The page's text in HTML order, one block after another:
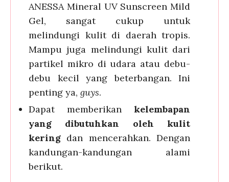
ANESSA Mineral UV Sunscreen Mild
Gel, sangat cukup untuk
melindungi kulit di daerah tropis.
Mampu juga melindungi kulit dari
partikel mikro di udara atau debu-
debu kecil yang beterbangan. Ini
penting ya,guys.
Dapat memberikan kelembapan
yang dibutuhkan oleh kulit
kering dan mencerahkan. Dengan
kandungan-kandungan alami
berikut.